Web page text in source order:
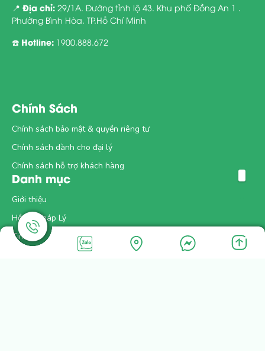
📍 Địa chỉ: 29/1A. Đường tỉnh lộ 43. Khu phố Đồng An 1 .
Phường Bình Hòa. TP.Hồ Chí Minh
☎️ Hotline: 1900.888.672
Chính Sách
Chính sách bảo mật & quyền riêng tư
Chính sách dành cho đại lý
Chính sách hỗ trợ khách hàng
Danh mục
Giới thiệu
Hồ Sơ Pháp Lý
Tin tức